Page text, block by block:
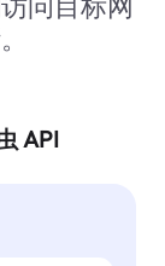
API